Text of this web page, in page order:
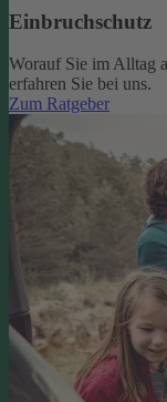
Einbruchschutz
Worauf Sie im Alltag
erfahren Sie bei uns.
Zum Ratgeber